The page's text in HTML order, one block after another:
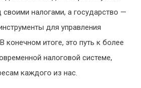
налогами, а государство —
для управления
конечном итоге, это путь к более
налоговой системе,
каждого из нас.